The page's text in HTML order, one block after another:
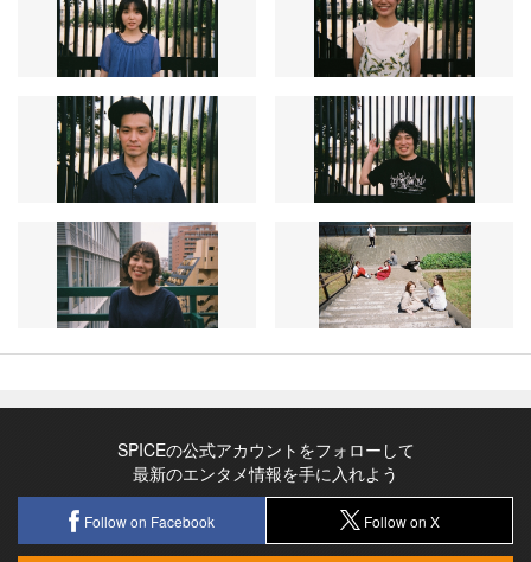
SPICEの公式アカウントをフォローして
最新のエンタメ情報を手に入れよう
Follow on Facebook Follow on X